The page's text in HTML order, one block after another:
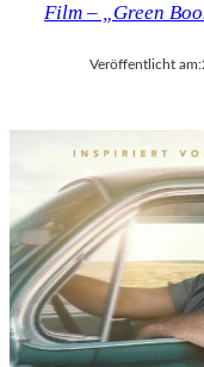
Film – „Green
Veröffentlicht am: